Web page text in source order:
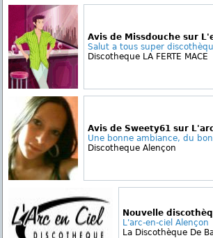
Avis de Missdouche sur
Salut a tous super
Discotheque LA FERTE MACE
Avis de Sweety61 sur
Une bonne ambiance, du
Discotheque Alençon
Nouvelle
L'arc-en-ciel Alençon
La Discothèque De